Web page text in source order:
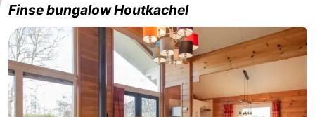
Finse bungalow Houtkachel